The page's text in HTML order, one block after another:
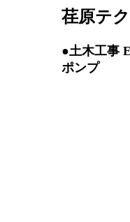
荏原テ
●土木工事
ポンプ